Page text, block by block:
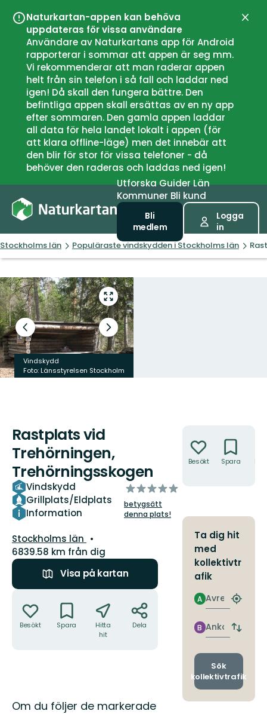
Naturkartan-appen kan behöva
uppdateras för vissa användare
Användare av Naturkartans app för Android
rapporterar i sommar att appen är seg mm.
Vi rekommenderar att man raderar appen
helt från sin telefon i så fall och laddar ned
igen! Då skall den fungera bättre. Den
befintliga appen skall ersättas av en ny app
efter sommaren. Den gamla appen laddar
all data för hela landet lokalt i appen (för
att klara offline-läge) men det innebär att
den blir för stor för vissa telefoner - då
behöver den raderas och laddas ned igen!
UtforskaGuiderLän
Kommuner Bli kund
Bli
medlem
Logga
in
Stockholms län Populäraste vindskydden i Stockholms län
Gå
till
helskärmsläge
Föregående
bild
Nästa
bildspel
Vindskydd
Foto: Länsstyrelsen Stockholm
Rastplats vid
Trehörningen,
Trehörningsskogen
Vindskydd
Grillplats/Eldplats
Information
av
5
stjärnor
betygsätt
denna plats!
Län:
Stockholms län
6839.58 km från dig
Visa på kartan
Besökt Spara
Hitta
hit
Dela
Beskrivning
Om du följer de markerade
Besökt Spara
Ta dig hit
med
kollektivtr
afik
Avresa
A
Hitta
Ankomst
B
Byt
och
Sök
kollektivtrafik